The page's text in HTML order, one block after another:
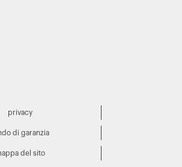
privacy
di garanzia
del sito